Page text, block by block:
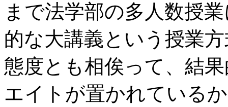
まで法学部の多人数授
的な大講義という授業
態度とも相俟って、結
エイトが置かれている